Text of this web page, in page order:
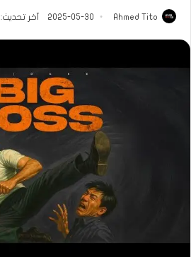
Ahmed Tito
2025-05-30 آخر تحديث: 2025-05-30